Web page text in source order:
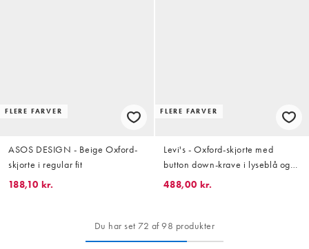
FLERE FARVER
ASOS DESIGN - Beige Oxford-
skjorte i regular fit
188,10 kr.
FLERE FARVER
Levi's - Oxford-skjorte med
button down-krave i lyseblå og
hvide striber med autentisk logo i
488,00 kr.
Du har set 72 af 98 produkter